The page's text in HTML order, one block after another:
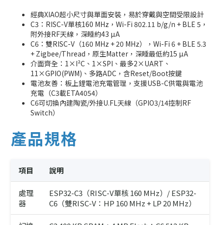
經典XIAO超小尺寸與單面安裝，易於穿戴與空間受限設計
C3：RISC-V單核160 MHz，Wi-Fi 802.11 b/g/n + BLE 5，
附外接RF天線，深睡約43 µA
C6：雙RISC-V（160 MHz + 20 MHz），Wi-Fi 6 + BLE 5.3
+ Zigbee/Thread，原生Matter，深睡最低約15 µA
介面齊全：1×I²C、1×SPI、最多2×UART、
11×GPIO(PWM)、多路ADC，含Reset/Boot按鍵
電池友善：板上鋰電池充電管理，支援USB-C供電與電池
充電（C3載ETA4054）
C6可切換內建陶瓷/外接U.FL天線（GPIO3/14控制RF
Switch）
產品規格
項目 說明
處理
器
ESP32-C3（RISC-V單核 160 MHz）/ ESP32-
C6（雙RISC-V：HP 160 MHz + LP 20 MHz）